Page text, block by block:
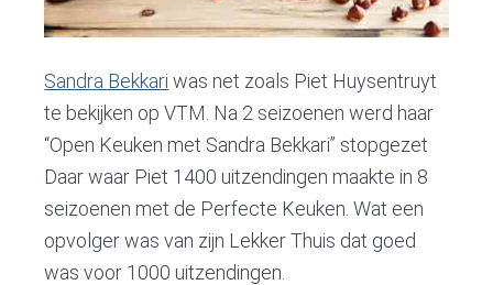
Sandra Bekkari was net zoals Piet Huysentruyt
te bekijken op VTM. Na 2 seizoenen werd haar
“Open Keuken met Sandra Bekkari” stopgezet
Daar waar Piet 1400 uitzendingen maakte in 8
seizoenen met de Perfecte Keuken. Wat een
opvolger was van zijn Lekker Thuis dat goed
was voor 1000 uitzendingen.